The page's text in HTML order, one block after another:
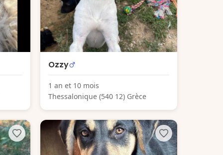
Ozzy
1 an et 10 mois
Thessalonique (540 12) Grèce